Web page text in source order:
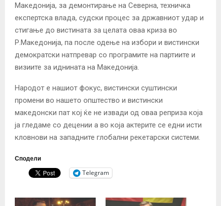
Македонија, за демонтирање на Северна, техничка
експертска влада, судски процес за државниот удар и
стигање до вистината за целата оваа криза во
Р.Македонија, па после одење на избори и вистински
демократски натпревар со програмите на партиите и
визиите за иднината на Македонија.
Народот е нашиот фокус, вистински суштински
промени во нашето општество и вистински
македонски пат кој ќе не извади од оваа реприза која
ја гледаме со децении а во која актерите се едни исти
кловнови на западните глобални рекетарски системи.
Сподели
Telegram